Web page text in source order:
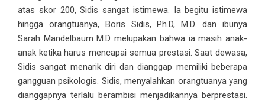
atas skor 200, Sidis sangat istimewa. Ia begitu istimewa
hingga orangtuanya, Boris Sidis, Ph.D, M.D. dan ibunya
Sarah Mandelbaum M.D melupakan bahwa ia masih anak-
anak ketika harus mencapai semua prestasi. Saat dewasa,
Sidis sangat menarik diri dan dianggap memiliki beberapa
gangguan psikologis. Sidis, menyalahkan orangtuanya yang
dianggapnya terlalu berambisi menjadikannya berprestasi.